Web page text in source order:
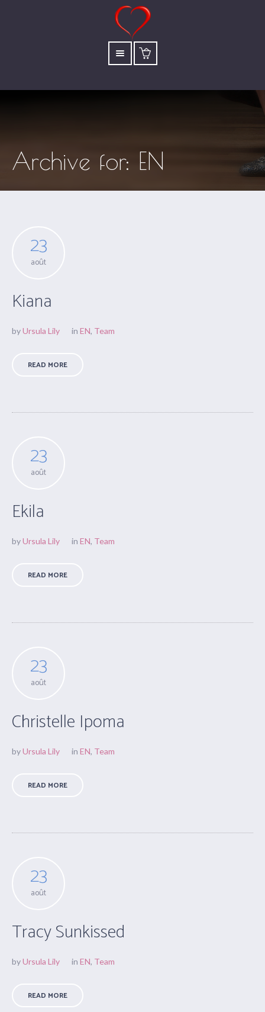
Archive for: EN
23
août
Kiana
byUrsula Lily in EN, Team
READ MORE
23
août
Ekila
byUrsula Lily in EN, Team
READ MORE
23
août
Christelle Ipoma
byUrsula Lily in EN, Team
READ MORE
23
août
Tracy Sunkissed
byUrsula Lily in EN, Team
READ MORE